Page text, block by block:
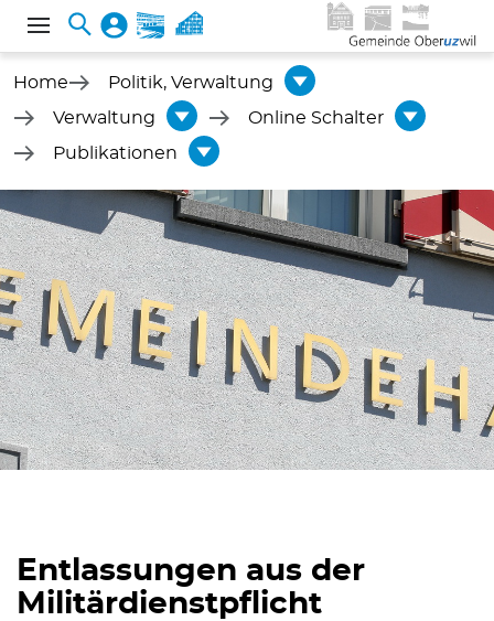
Home
Politik, Verwaltung
Verwaltung
Online Schalter
Publikationen
Entlassungen aus der
Militärdienstpflicht